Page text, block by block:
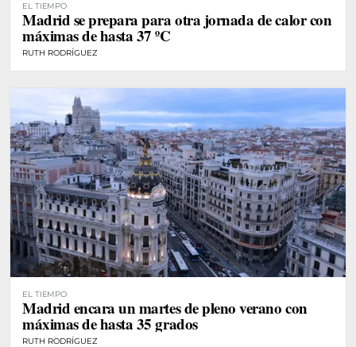
EL TIEMPO
Madrid se prepara para otra jornada de calor con
máximas de hasta 37 ºC
RUTH RODRÍGUEZ
EL TIEMPO
Madrid encara un martes de pleno verano con
máximas de hasta 35 grados
RUTH RODRÍGUEZ